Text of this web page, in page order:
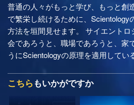
普通の人々がもっと学び、もっと創
で繁栄し続けるために、Scientology
方法を垣間見せます。 サイエント
会であろうと、職場であろうと、家
うにScientologyの原理を適用してい
こちら もいかがですか